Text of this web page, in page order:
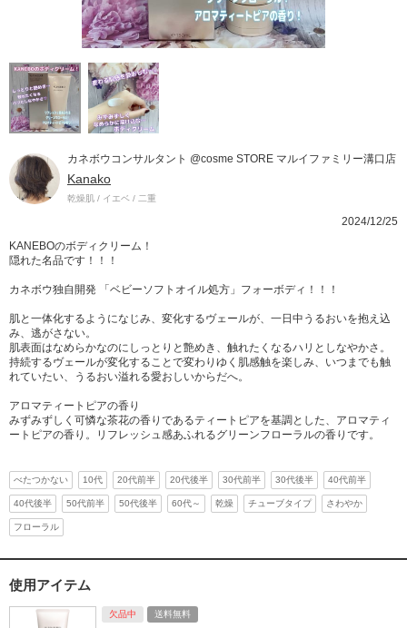
カネボウコンサルタント @cosme STORE マルイファミリー溝口店
Kanako
乾燥肌 / イエベ / 二重
2024/12/25
KANEBOのボディクリーム！
隠れた名品です！！！
カネボウ独自開発 「ベビーソフトオイル処方」フォーボディ！！！
肌と一体化するようになじみ、変化するヴェールが、一日中うるおいを抱え込
み、逃がさない。
肌表面はなめらかなのにしっとりと艶めき、触れたくなるハリとしなやかさ。
持続するヴェールが変化することで変わりゆく肌感触を楽しみ、いつまでも触
れていたい、うるおい溢れる愛おしいからだへ。
アロマティートピアの香り
みずみずしく可憐な茶花の香りであるティートピアを基調とした、アロマティ
ートピアの香り。リフレッシュ感あふれるグリーンフローラルの香りです。
べたつかない 10代 20代前半 20代後半 30代前半 30代後半 40代前半
40代後半 50代前半 50代後半 60代～ 乾燥 チューブタイプ さわやか
フローラル
使用アイテム
欠品中 送料無料